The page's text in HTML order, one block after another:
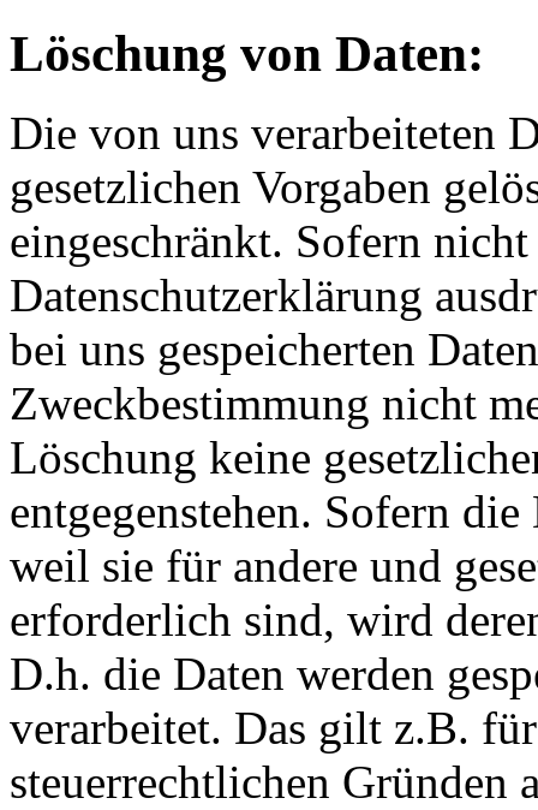
Löschung von Daten:
Die von uns verarbeiteten
gesetzlichen Vorgaben
eingeschränkt. Sofern
Datenschutzerklärung
bei uns gespeicherten
Zweckbestimmung nicht
Löschung keine
entgegenstehen. Sofern
weil sie für andere und
erforderlich sind, wird
D.h. die Daten werden
verarbeitet. Das gilt z.B.
steuerrechtlichen Gründen